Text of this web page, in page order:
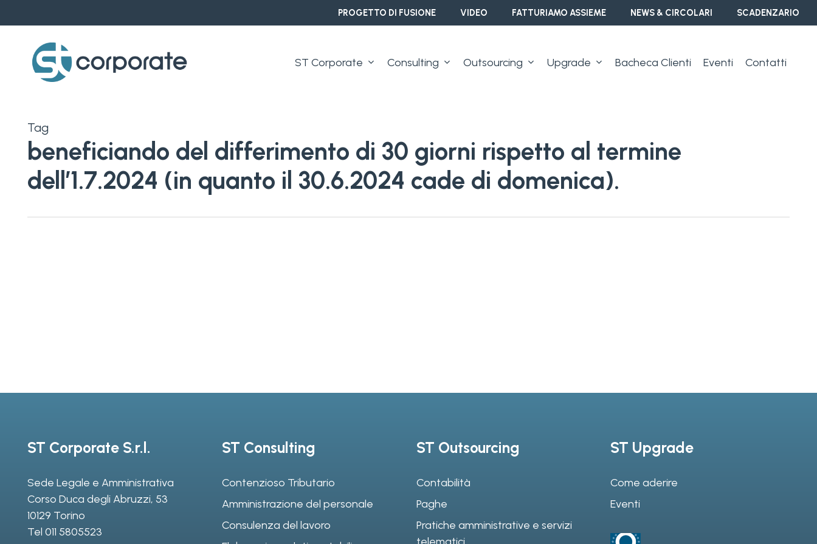
to
content
PROGETTO DI FUSIONE VIDEO FATTURIAMO ASSIEME NEWS & CIRCOLARI SCADENZARIO
ST Corporate Consulting Outsourcing Upgrade Bacheca Clienti Eventi Contatti
Tag
beneficiando del differimento di 30 giorni rispetto al termine
dell’1.7.2024 (in quanto il 30.6.2024 cade di domenica).
ST Corporate S.r.l.
Sede Legale e Amministrativa
Corso Duca degli Abruzzi, 53
10129 Torino
Tel 011 5805523
ST Consulting
Contenzioso Tributario
Amministrazione del personale
Consulenza del lavoro
ST Outsourcing
Contabilità
Paghe
Pratiche amministrative e servizi
ST Upgrade
Come aderire
Eventi